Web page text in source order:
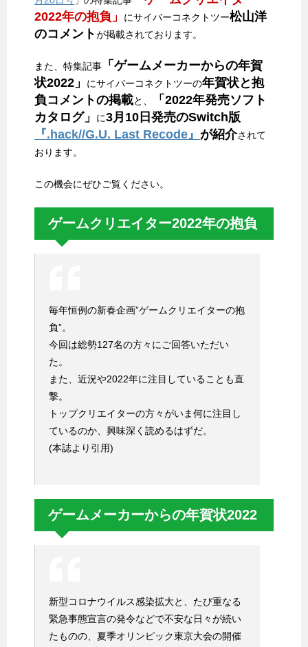
2022年の抱負」
にサイバーコネクトツー松山洋
のコメントが掲載されております。
また、特集記事
「ゲームメーカーからの年賀
状2022」
にサイバーコネクトツーの年賀状と抱
負コメントの掲載と、
「2022年発売ソフト
カタログ」
に3月10日発売のSwitch版
『.hack//G.U. Last Recode』 が紹介されて
おります。
この機会にぜひご覧ください。
ゲームクリエイター2022年の抱負
毎年恒例の新春企画”ゲームクリエイターの抱
負”。
今回は総勢127名の方々にご回答いただい
た。
また、近況や2022年に注目していることも直
撃。
トップクリエイターの方々がいま何に注目し
ているのか、興味深く読めるはずだ。
(本誌より引用)
ゲームメーカーからの年賀状2022
新型コロナウイルス感染拡大と、たび重なる
緊急事態宣言の発令などで不安な日々が続い
たものの、夏季オリンピック東京大会の開催